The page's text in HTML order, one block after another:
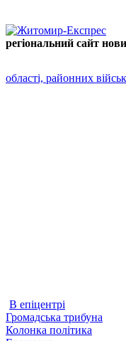
регіональний сайт
області, районних
В епіцентрі
Громадська трибуна
Колонка політика